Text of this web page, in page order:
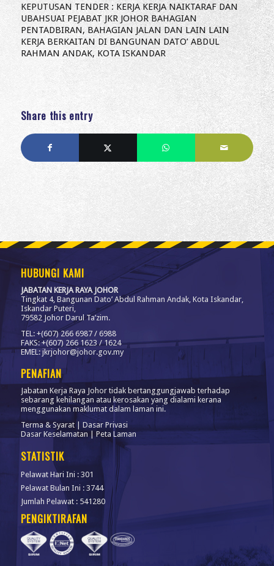
KEPUTUSAN TENDER : KERJA KERJA NAIKTARAF DAN
UBAHSUAI PEJABAT JKR JOHOR BAHAGIAN
PENTADBIRAN, BAHAGIAN JALAN DAN LAIN LAIN
KERJA BERKAITAN DI BANGUNAN DATO’ ABDUL
RAHMAN ANDAK, KOTA ISKANDAR
Share this entry
HUBUNGI KAMI
JABATAN KERJA RAYA JOHOR
Tingkat 4, Bangunan Dato’ Abdul Rahman Andak, Kota Iskandar,
Iskandar Puteri,
79582 Johor Darul Ta’zim.
TEL: +(607) 266 6987 / 6988
FAKS: +(607) 266 1623 / 1624
EMEL: jkrjohor@johor.gov.my
PENAFIAN
Jabatan Kerja Raya Johor tidak bertanggungjawab terhadap
sebarang kehilangan atau kerosakan yang dialami kerana
menggunakan maklumat dalam laman ini.
Terma & Syarat| Dasar Privasi
Dasar Keselamatan
Peta Laman
STATISTIK
Pelawat Hari Ini : 301
Pelawat Bulan Ini : 3744
Jumlah Pelawat : 541280
PENGIKTIRAFAN